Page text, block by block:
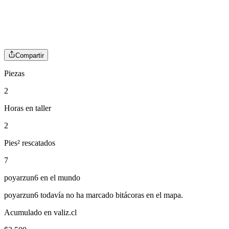
Compartir
Piezas
2
Horas en taller
2
Pies² rescatados
7
poyarzun6 en el mundo
poyarzun6 todavía no ha marcado bitácoras en el mapa.
Acumulado en valiz.cl